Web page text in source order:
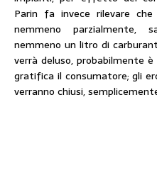
Parin fa invece rilevare che
nemmeno parzialmente,
nemmeno un litro di
verrà deluso, probabilmente
gratifica il consumatore; gli
verranno chiusi,